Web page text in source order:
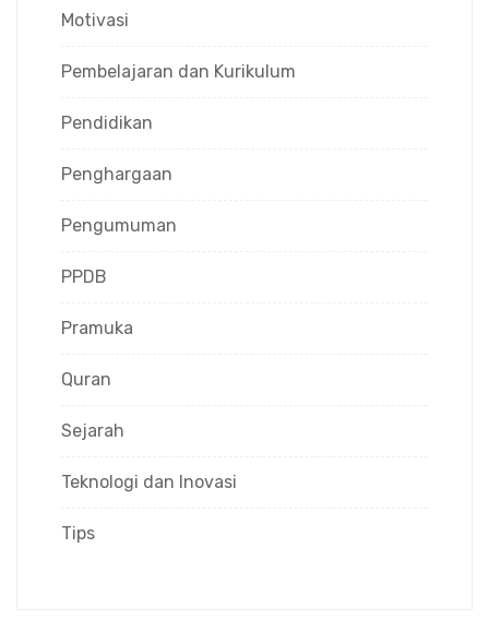
Motivasi
Pembelajaran dan Kurikulum
Pendidikan
Penghargaan
Pengumuman
PPDB
Pramuka
Quran
Sejarah
Teknologi dan Inovasi
Tips